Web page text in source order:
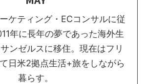
ケティング・ECコンサルに従
年に長年の夢であった海外生
ンゼルスに移住。現在はフリ
日米2拠点生活+旅をしながら
暮らす。